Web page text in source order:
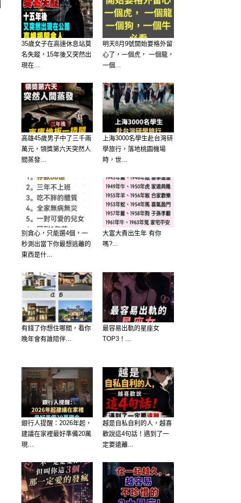
35歲女子在高速休息站莫
名失蹤，15年後又突然出
現在...
明天8月9號開始要格外留
心了，一個虎， 一個龍，
一個...
高雄45歲男子中了三千兩
萬元，領獎第六天突然人
間蒸發...
上海3000名學生赴台灣研
學旅行，落地桃園機場
時，世...
別貪心，只能選4個，一
秒測出當下你最想逃離的
東西是什...
大富大貴出生年 有你
嗎?...
有錢了你想住哪間，看你
晚年會有誰陪伴...
最容易出軌的星座女
TOP3！...
銀行人提醒：2026年起，
建議在家裡最好準備20萬
現...
越是自私自利的人，越喜
歡說這4句話！遇到了一
定要遠離...